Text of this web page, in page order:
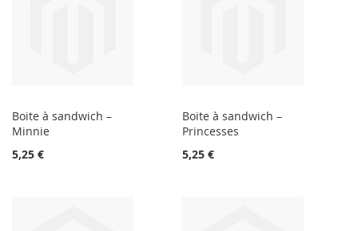
Boite à sandwich –
Minnie
5,25 €
Boite à sandwich –
Princesses
5,25 €